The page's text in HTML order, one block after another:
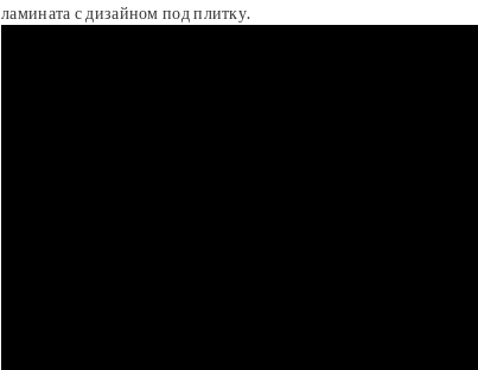
ламината с дизайном под плитку.